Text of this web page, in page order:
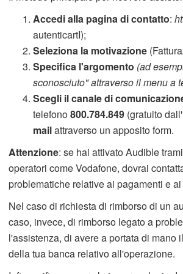
Accedi alla pagina di contatto:
autenticartI);
Seleziona la motivazione
Specifica l'argomento (ad
sconosciuto" attraverso il menu a
Scegli il canale di
telefono800.784.849 (gratuito
mailattraverso un apposito form.
Attenzione: se hai attivato Audible
operatori come Vodafone, dovrai
problematiche relative ai pagamenti e
Nel caso di richiesta di rimborso di un
caso, invece, di rimborso legato a
l'assistenza, di avere a portata di
della tua banca relativo all'operazione.